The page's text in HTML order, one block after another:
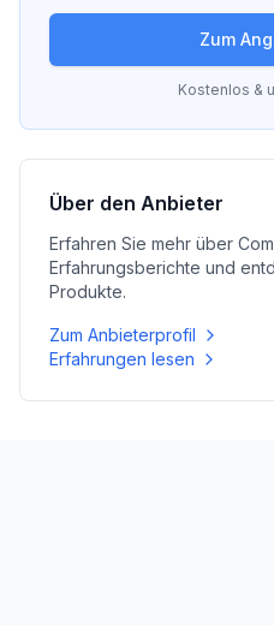
Zum
Kostenlos &
Über den Anbieter
Erfahren Sie mehr über
Erfahrungsberichte und
Produkte.
Zum Anbieterprofil
Erfahrungen lesen